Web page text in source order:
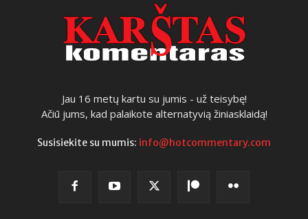
Jau 16 metų kartu su jumis - už teisybę!
Ačiū jums, kad palaikote alternatyvią žiniasklaidą!
Susisiekite su mumis: info@hotcommentary.com